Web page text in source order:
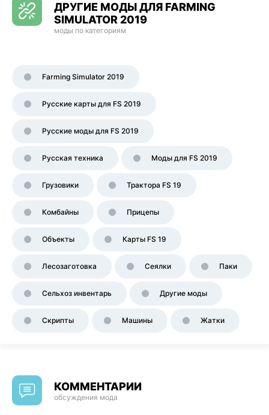
ДРУГИЕ МОДЫ ДЛЯ FARMING
SIMULATOR 2019
моды по категориям
Farming Simulator 2019
Русские карты для FS 2019
Русские моды для FS 2019
Русская техника Моды для FS 2019
Грузовики Трактора FS 19
Комбайны Прицепы
Объекты Карты FS 19
Лесозаготовка Сеялки Паки
Сельхоз инвентарь Другие моды
Скрипты Машины Жатки
КОММЕНТАРИИ
обсуждения мода